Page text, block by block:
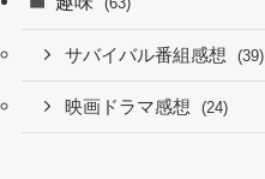
サバイバル番組感想 (39)
映画ドラマ感想 (24)